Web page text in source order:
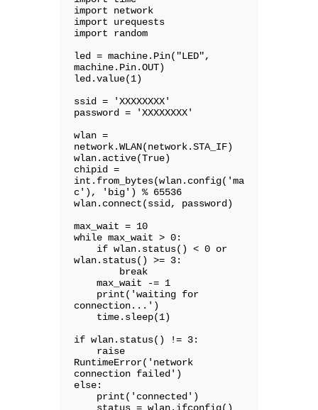
import network
import urequests
import random
led = machine.Pin("LED",
machine.Pin.OUT)
led.value(1)
ssid = 'XXXXXXXX'
password = 'XXXXXXXX'
wlan =
network.WLAN(network.STA_IF)
wlan.active(True)
chipid =
int.from_bytes(wlan.config('ma
c'), 'big') % 65536
wlan.connect(ssid, password)
max_wait = 10
while max_wait > 0:
wlan.status() >= 3:
connection...')
if wlan.status() != 3:
RuntimeError('network
connection failed')
else: